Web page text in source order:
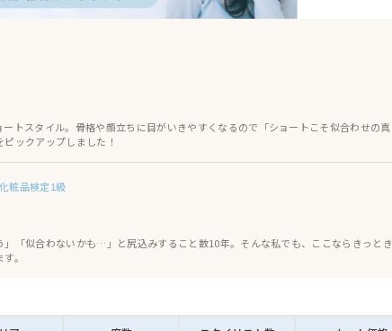
アスタジオアルス オイケ)
イン リント)
アー デザイン)
トスタイル。骨格や顔立ちに目がいきやすくなるので「ショートこそ似合わせの真
ックアップしました！
粧品検定1級
「似合わないかも…」と尻込みすること数10年。そんな私でも、ここならきっとき
。